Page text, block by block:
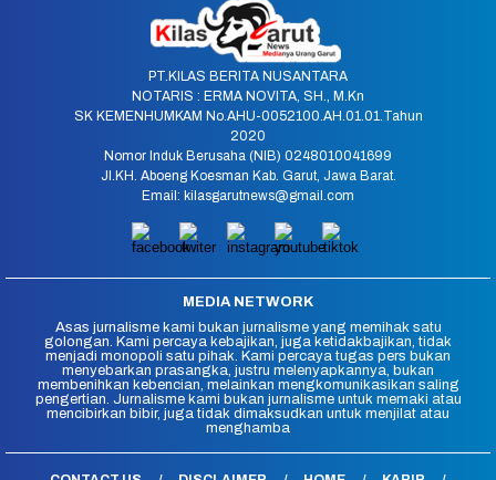
PT.KILAS BERITA NUSANTARA
NOTARIS : ERMA NOVITA, SH., M.Kn
SK KEMENHUMKAM No.AHU-0052100.AH.01.01.Tahun
2020
Nomor Induk Berusaha (NIB) 0248010041699
Jl.KH. Aboeng Koesman Kab. Garut, Jawa Barat.
Email: kilasgarutnews@gmail.com
MEDIA NETWORK
Asas jurnalisme kami bukan jurnalisme yang memihak satu
golongan. Kami percaya kebajikan, juga ketidakbajikan, tidak
menjadi monopoli satu pihak. Kami percaya tugas pers bukan
menyebarkan prasangka, justru melenyapkannya, bukan
membenihkan kebencian, melainkan mengkomunikasikan saling
pengertian. Jurnalisme kami bukan jurnalisme untuk memaki atau
mencibirkan bibir, juga tidak dimaksudkan untuk menjilat atau
menghamba